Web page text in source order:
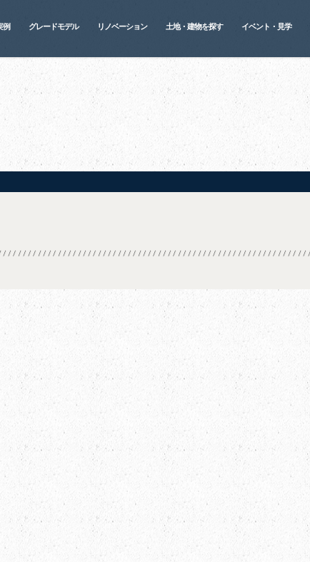
例 グレードモデル リノベーション 土地・建物を探す イベント・見学